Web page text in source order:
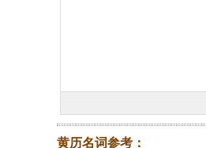
黄历名词参考：